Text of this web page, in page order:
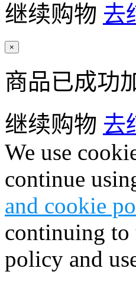
继续购物 去
×
商品已成功
继续购物 去
We use
continue
and cookie
continuing to
policy and